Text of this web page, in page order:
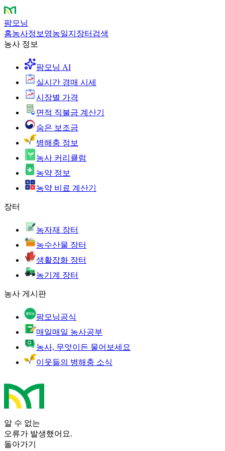
팜모닝
홈농사정보 영농일지 장터 검색
농사 정보
팜모닝 AI
실시간 경매 시세
시장별 가격
면적 직불금 계산기
숨은 보조금
병해충 정보
농사 커리큘럼
농약 정보
농약 비료 계산기
장터
농자재 장터
농수산물 장터
생활잡화 장터
농기계 장터
농사 게시판
팜모닝공식
매일매일 농사공부
농사, 무엇이든 물어보세요
이웃들의 병해충 소식
알 수 없는
오류가 발생했어요.
돌아가기